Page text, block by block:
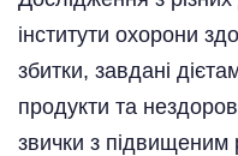
інститути охорони
збитки, завдані
продукти та
звички з підвищеним